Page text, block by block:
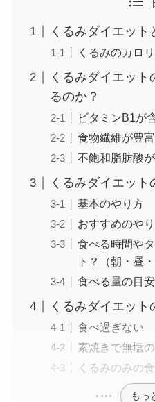
くるみダイエット
くるみのカロ
くるみダイエッ
るのか？
ビタミンB1が
食物繊維が豊富
不飽和脂肪酸
くるみダイエット
基本のやり方
おすすめのや
食べる時間や
ト？（朝・昼・
食べる量の目
くるみダイエット
食べ過ぎない
素焼きで無塩
くるみのみの
もっ